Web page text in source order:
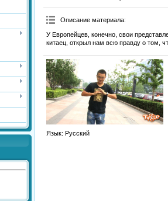
Описание материала:
У Европейцев, конечно, свои
китаец, открыл нам всю правду о том,
Язык: Русский